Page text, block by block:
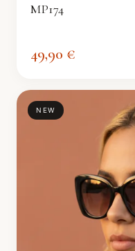
MP174
49,90 €
NEW